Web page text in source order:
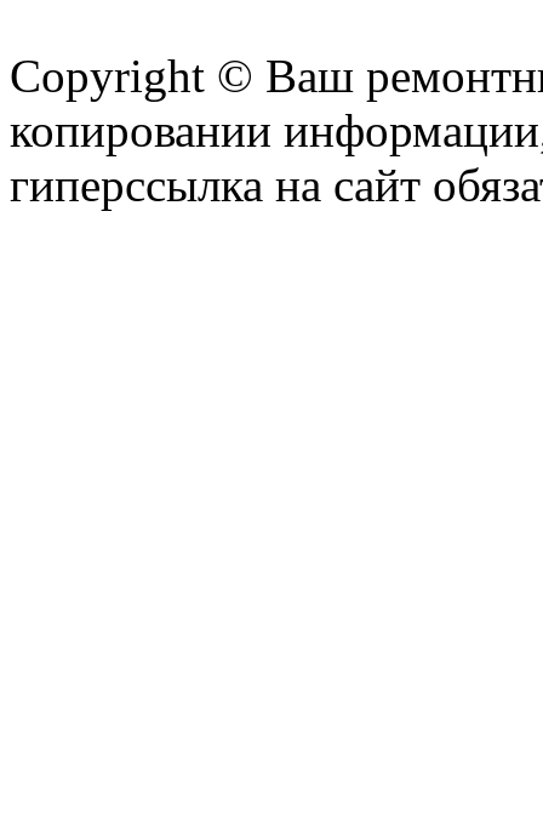
Copyright © Ваш
копировании
гиперссылка на сайт